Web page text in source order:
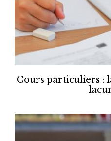
Cours particuliers :